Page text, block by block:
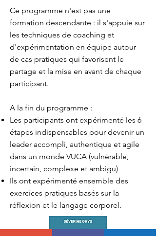
Ce programme n'est pas une
formation descendante : il s'appuie sur
les techniques de coaching et
d'expérimentation en équipe autour
de cas pratiques qui favorisent le
partage et la mise en avant de chaque
participant.
A la fin du programme :
Les participants ont expérimenté les 6
étapes indispensables pour devenir un
leader accompli, authentique et agile
dans un monde VUCA (vulnérable,
incertain, complexe et ambigu)
Ils ont expérimenté ensemble des
exercices pratiques basés sur la
réflexion et le langage corporel.